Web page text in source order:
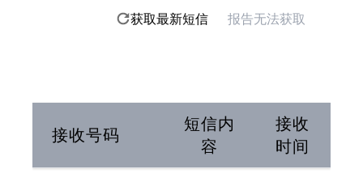
获取最新短信 报告无法获取
接收号码
短信内
容
接收
时间